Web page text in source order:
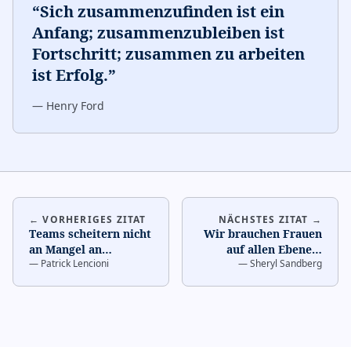
“Sich zusammenzufinden ist ein
Anfang; zusammenzubleiben ist
Fortschritt; zusammen zu arbeiten
ist Erfolg.”
— Henry Ford
← VORHERIGES ZITAT
Teams scheitern nicht
an Mangel an
Intelligenz oder
— Patrick Lencioni
NÄCHSTES ZITAT →
Wir brauchen Frauen
auf allen Ebenen,
einschließlich der
—Sheryl Sandberg